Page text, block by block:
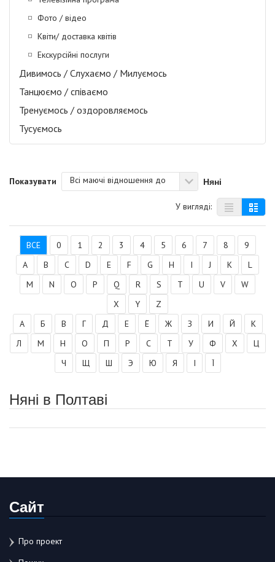
Фото / відео
Квіти/ доставка квітів
Екскурсійні послуги
Дивимось / Слухаємо / Милуємось
Танцюємо / співаємо
Тренуємось / оздоровляємось
Тусуємось
Показувати Всі маючі відношення до Няні
У вигляді:
ВСЕ 0 1 2 3 4 5 6 7 8
9
A
B C D E F G H I J K
L
M
N O P Q R S T U V
W
X
Y
Z
А
Б В Г Д Е Ё Ж З И Й
К
Л
М Н О П Р С Т У Ф Х
Ц
Ч
Щ Ш Э Ю Я І Ї
Няні в Полтаві
Сайт
Про проект